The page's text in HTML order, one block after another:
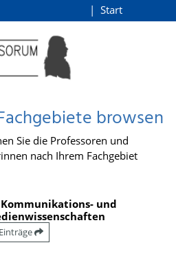
Start
browsen
Sie die Professoren und
nach Ihrem Fachgebiet
und